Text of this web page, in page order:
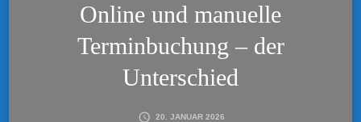
Online und manuelle
Terminbuchung – der
Unterschied
20. JANUAR 2026